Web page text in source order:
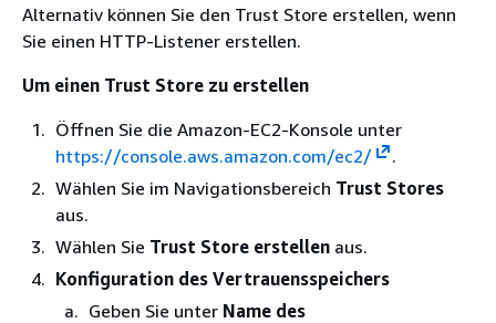
Alternativ können Sie den Trust Store erstellen, wenn
Sie einen HTTP-Listener erstellen.
Um einen Trust Store zu erstellen
Öffnen Sie die Amazon-EC2-Konsole unter
https://console.aws.amazon.com/ec2/
.
Wählen Sie im Navigationsbereich Trust Stores
aus.
Wählen Sie Trust Store erstellen aus.
Konfiguration des Vertrauensspeichers
Geben Sie unter Name des